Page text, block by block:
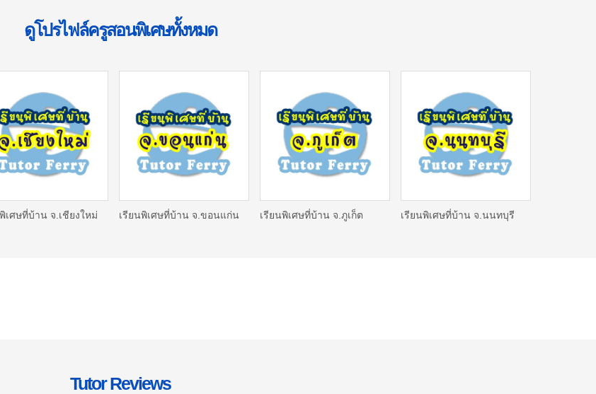
ดูโปรไฟล์ครูสอนพิเศษทั้งหมด
เศษที่บ้าน จ.เชียงใหม่ เรียนพิเศษที่บ้าน จ.ขอนแก่น เรียนพิเศษที่บ้าน จ.ภูเก็ต เรียนพิเศษที่บ้าน จ.นนทบุรี
Tutor Reviews